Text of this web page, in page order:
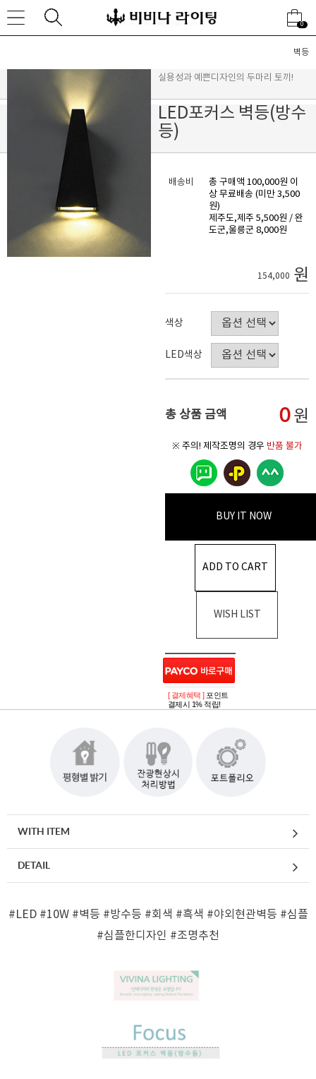
0
벽등
실용성과 예쁜디자인의 두마리 토끼!
LED포커스 벽등(방수
등)
배송비
총 구매액 100,000원 이
상 무료배송 (미만 3,500
원)
제주도,제주 5,500원 / 완
도군,울릉군 8,000원
154,000 원
색상
LED색상
총 상품 금액 0원
※ 주의! 제작조명의 경우 반품 불가
BUY IT NOW
ADD TO CART
WISH LIST
[ 결제혜택 ] 포인트
결제시 1% 적립!
WITH ITEM
DETAIL
#LED #10W #벽등 #방수등 #회색 #흑색 #야외현관벽등 #심플
#심플한디자인 #조명추천